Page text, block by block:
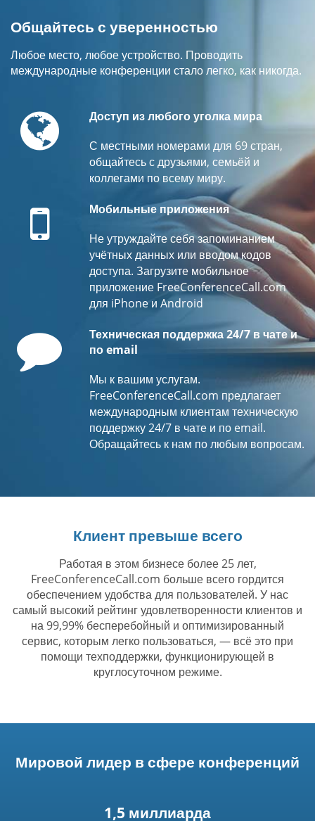
Общайтесь с уверенностью
Любое место, любое устройство. Проводить
международные конференции стало легко, как никогда.
GlobeДоступ из любого уголка мира
С местными номерами для 69 стран,
общайтесь с друзьями, семьёй и
коллегами по всему миру.
Mobile
Мобильные приложения
Не утруждайте себя запоминанием
учётных данных или вводом кодов
доступа. Загрузите мобильное
приложение FreeConferenceCall.com
для iPhone и Android
Comment
Техническая поддержка 24/7 в чате и
по email
Мы к вашим услугам.
FreeConferenceCall.com предлагает
международным клиентам техническую
поддержку 24/7 в чате и по email.
Обращайтесь к нам по любым вопросам.
Клиент превыше всего
Работая в этом бизнесе более 25 лет,
FreeConferenceCall.com больше всего гордится
обеспечением удобства для пользователей. У нас
самый высокий рейтинг удовлетворенности клиентов и
на 99,99% бесперебойный и оптимизированный
сервис, которым легко пользоваться, — всё это при
помощи техподдержки, функционирующей в
круглосуточном режиме.
Мировой лидер в сфере конференций
1,5 миллиарда